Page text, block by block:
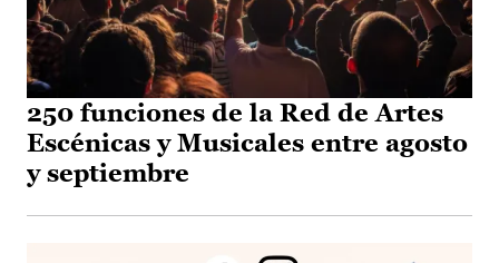
250 funciones de la Red de Artes
Escénicas y Musicales entre agosto
y septiembre